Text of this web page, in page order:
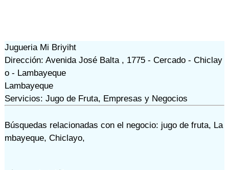
Jugueria Mi Briyiht
Dirección: Avenida José Balta , 1775 - Cercado - Chiclay
o - Lambayeque
Lambayeque
Servicios: Jugo de Fruta, Empresas y Negocios
Búsquedas relacionadas con el negocio: jugo de fruta, La
mbayeque, Chiclayo,